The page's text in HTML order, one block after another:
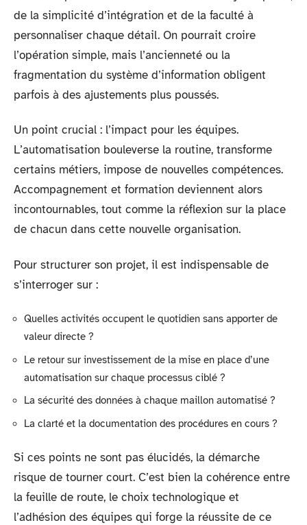
de la simplicité d’intégration et de la faculté à
personnaliser chaque détail. On pourrait croire
l’opération simple, mais l’ancienneté ou la
fragmentation du système d’information obligent
parfois à des ajustements plus poussés.
Un point crucial : l’impact pour les équipes.
L’automatisation bouleverse la routine, transforme
certains métiers, impose de nouvelles compétences.
Accompagnement et formation deviennent alors
incontournables, tout comme la réflexion sur la place
de chacun dans cette nouvelle organisation.
Pour structurer son projet, il est indispensable de
s’interroger sur :
Quelles activités occupent le quotidien sans apporter de
valeur directe ?
Le retour sur investissement de la mise en place d’une
automatisation sur chaque processus ciblé ?
La sécurité des données à chaque maillon automatisé ?
La clarté et la documentation des procédures en cours ?
Si ces points ne sont pas élucidés, la démarche
risque de tourner court. C’est bien la cohérence entre
la feuille de route, le choix technologique et
l’adhésion des équipes qui forge la réussite de ce